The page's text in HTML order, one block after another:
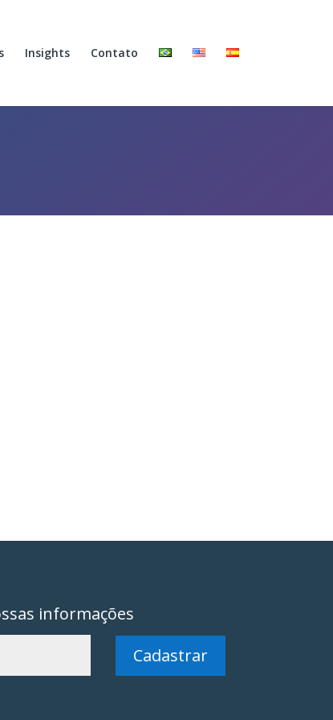
Insights Contato
informações
Cadastrar